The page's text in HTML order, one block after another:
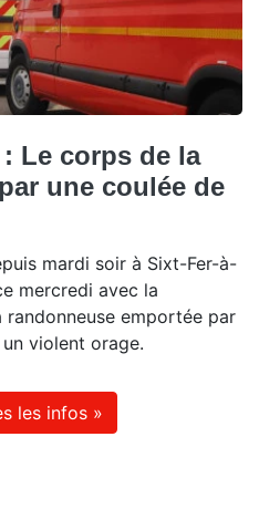
Le corps de la
une coulée de
mardi soir à Sixt-Fer-à-
mercredi avec la
emportée par
violent orage.
les infos »